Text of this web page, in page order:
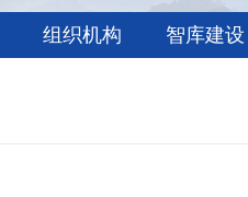
组织机构 智库建设